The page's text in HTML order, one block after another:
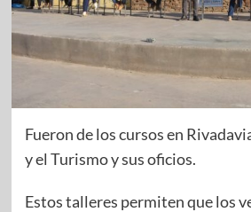
Fueron de los cursos en
y el Turismo y sus oficios.
Estos talleres permiten que los